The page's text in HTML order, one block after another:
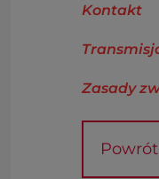
Kontakt
Zasady
Powrót